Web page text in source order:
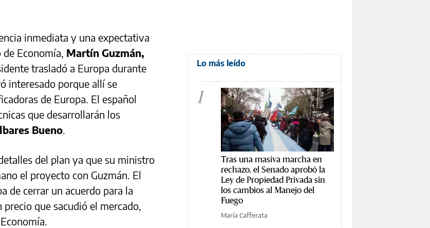
inmediata y una expectativa
Economía, Martín Guzmán,
trasladó a Europa durante
interesado porque allí se
de Europa. El español
que desarrollarán los
Bueno.
del plan ya que su ministro
el proyecto con Guzmán. El
de cerrar un acuerdo para la
que sacudió el mercado,
Lo más leído
1
Tras una masiva marcha en
rechazo, el Senado aprobó la
Ley de Propiedad Privada sin
los cambios al Manejo del
Fuego
María Cafferata